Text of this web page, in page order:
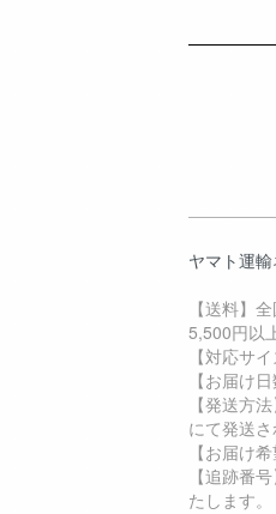
ヤマト運
【送料】
5,500円以
【対応サ
【お届け
【発送方
にて発送
【お届け
【追跡番
たします。